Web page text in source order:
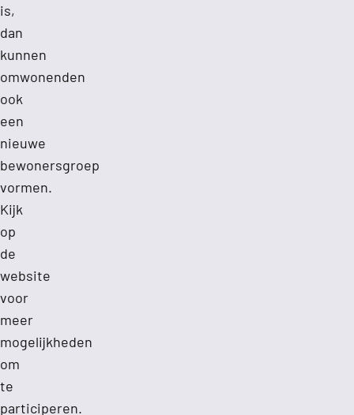
is,
dan
kunnen
omwonenden
ook
een
nieuwe
bewonersgroep
vormen.
Kijk
op
de
website
voor
meer
mogelijkheden
om
te
participeren.